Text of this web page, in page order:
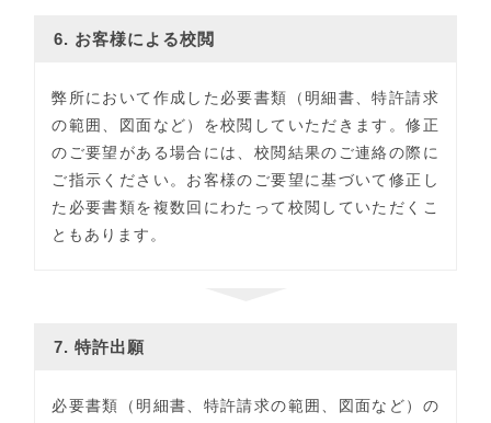
6. お客様による校閲
弊所において作成した必要書類（明細書、特許請求
の範囲、図面など）を校閲していただきます。修正
のご要望がある場合には、校閲結果のご連絡の際に
ご指示ください。お客様のご要望に基づいて修正し
た必要書類を複数回にわたって校閲していただくこ
ともあります。
7. 特許出願
必要書類（明細書、特許請求の範囲、図面など）の